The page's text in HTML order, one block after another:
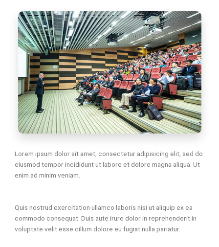
Lorem ipsum dolor sit amet, consectetur adipisicing elit, sed do
eiusmod tempor incididunt ut labore et dolore magna aliqua. Ut
enim ad minim veniam.
Quis nostrud exercitation ullamco laboris nisi ut aliquip ex ea
commodo consequat. Duis aute irure dolor in reprehenderit in
voluptate velit esse cillum dolore eu fugiat nulla pariatur.